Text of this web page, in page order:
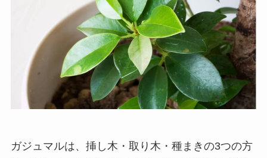
ガジュマルは、挿し木・取り木・種まきの3つの方